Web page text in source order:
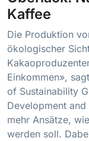
Kaffee
Die Produktion
ökologischer
Einkommen»,
of Sustainability
Development
mehr Ansätze,
werden soll.